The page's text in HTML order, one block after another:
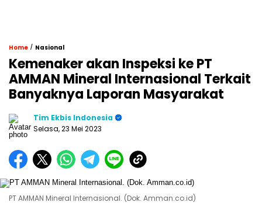
Home / Nasional
Kemenaker akan Inspeksi ke PT
AMMAN Mineral Internasional Terkait
Banyaknya Laporan Masyarakat
Tim Ekbis Indonesia
Selasa, 23 Mei 2023
PT AMMAN Mineral Internasional. (Dok. Amman.co.id)